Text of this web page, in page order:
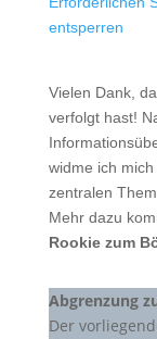
entsperren
Vielen Dank,
verfolgt hast!
widme ich
zentralen
Mehr dazu
Rookie zum
Abgrenzung
Der